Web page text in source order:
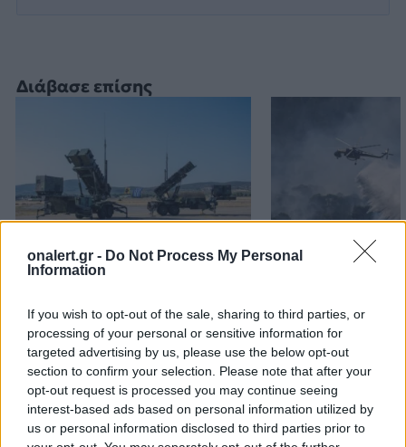
onalert.gr - Do Not Process My Personal
Information
If you wish to opt-out of the sale, sharing to third parties, or
processing of your personal or sensitive information for
targeted advertising by us, please use the below opt-out
section to confirm your selection. Please note that after your
opt-out request is processed you may continue seeing
interest-based ads based on personal information utilized by
us or personal information disclosed to third parties prior to
Διάβασε επίσης
Patriot στη Σαουδική
επαναξιολογείται η
ελληνική παρουσία –
Μήνυμα της Αθήνας στο
Ριάντ
δυστύχημα
συντονισμός
μοντέλο